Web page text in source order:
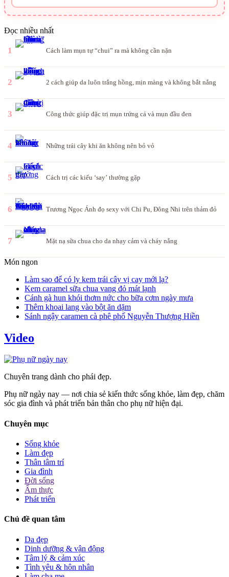
Đọc nhiều nhất
1 Cách làm mụn tự “chui” ra mà không cần nặn
2 2 cách giúp da luôn trắng hồng, mịn màng và không bắt nắng
3 Công thức giúp đặc trị mụn trứng cá và mụn đầu đen
4 Những trái cây khi ăn không nên bỏ vỏ
5 Cách trị các kiểu ‘say’ thường gặp
6 Trương Ngọc Ánh đọ sexy với Chi Pu, Đông Nhi trên thảm đỏ
7 Mặt nạ sữa chua cho da nhạy cảm và cháy nắng
Món ngon
Làm sao để có ly kem trái cây vị cay mới lạ?
Kem caramel sữa chua vang đỏ mát lạnh
Cánh gà hun khói thơm nức cho bữa cơm ngày mưa
Thêm khoai lang vào bột ăn dặm
Sánh ngậy caramen cà phê phố Nguyễn Thượng Hiền
Video
Chuyên trang dành cho phái đẹp.
Phụ nữ ngày nay — nơi chia sẻ kiến thức sống khỏe, làm đẹp, chăm
sóc gia đình và phát triển bản thân cho phụ nữ hiện đại.
Chuyên mục
Sống khỏe
Làm đẹp
Thân tâm trí
Gia đình
Đời sống
Ẩm thực
Phát triển
Chủ đề quan tâm
Da đẹp
Dinh dưỡng & vận động
Tâm lý & cảm xúc
Tình yêu & hôn nhân